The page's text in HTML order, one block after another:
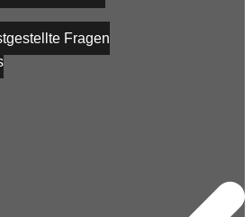
Fragen